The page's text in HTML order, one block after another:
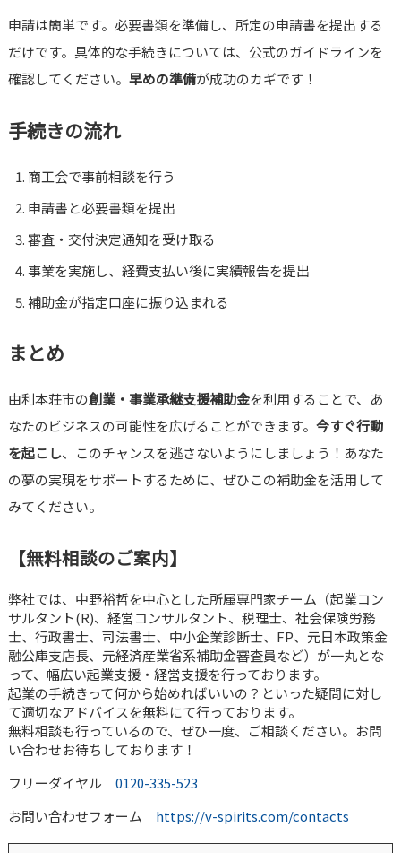
申請は簡単です。必要書類を準備し、所定の申請書を提出する
だけです。具体的な手続きについては、公式のガイドラインを
確認してください。 早めの準備が成功のカギです！
手続きの流れ
商工会で事前相談を行う
申請書と必要書類を提出
審査・交付決定通知を受け取る
事業を実施し、経費支払い後に実績報告を提出
補助金が指定口座に振り込まれる
まとめ
由利本荘市の創業・事業承継支援補助金を利用することで、あ
なたのビジネスの可能性を広げることができます。 今すぐ行動
を起こし、このチャンスを逃さないようにしましょう！あなた
の夢の実現をサポートするために、ぜひこの補助金を活用して
みてください。
【無料相談のご案内】
弊社では、中野裕哲を中心とした所属専門家チーム（起業コン
サルタント(R)、経営コンサルタント、税理士、社会保険労務
士、行政書士、司法書士、中小企業診断士、FP、元日本政策金
融公庫支店長、元経済産業省系補助金審査員など）が一丸とな
って、幅広い起業支援・経営支援を行っております。
起業の手続きって何から始めればいいの？といった疑問に対し
て適切なアドバイスを無料にて行っております。
無料相談も行っているので、ぜひ一度、ご相談ください。お問
い合わせお待ちしております！
フリーダイヤル 0120-335-523
お問い合わせフォーム https://v-spirits.com/contacts